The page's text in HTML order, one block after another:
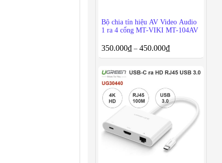
Bộ chia tín hiệu AV Video Audio
1 ra 4 cổng MT-VIKI MT-104AV
350.000₫ –450.000₫